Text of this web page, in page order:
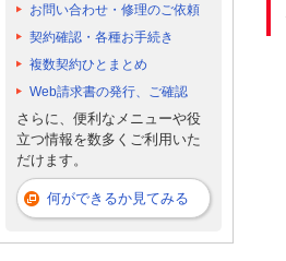
お問い合わせ・修理のご依頼
契約確認・各種お手続き
複数契約ひとまとめ
Web請求書の発行、ご確認
さらに、便利なメニューや役
立つ情報を数多くご利用いた
だけます。
何ができるか見てみる